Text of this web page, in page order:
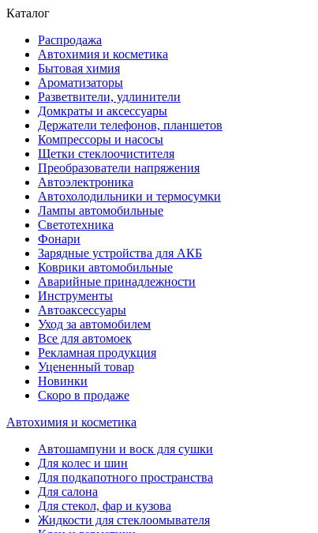
Каталог
Распродажа
Автохимия и косметика
Бытовая химия
Ароматизаторы
Разветвители, удлинители
Домкраты и аксессуары
Держатели телефонов, планшетов
Компрессоры и насосы
Щетки стеклоочистителя
Преобразователи напряжения
Автоэлектроника
Автохолодильники и термосумки
Лампы автомобильные
Светотехника
Фонари
Зарядные устройства для АКБ
Коврики автомобильные
Аварийные принадлежности
Инструменты
Автоаксессуары
Уход за автомобилем
Все для автомоек
Рекламная продукция
Уцененный товар
Новинки
Скоро в продаже
Автохимия и косметика
Автошампуни и воск для сушки
Для колес и шин
Для подкапотного пространства
Для салона
Для стекол, фар и кузова
Жидкости для стеклоомывателя